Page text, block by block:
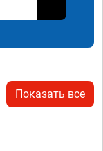
Показать все